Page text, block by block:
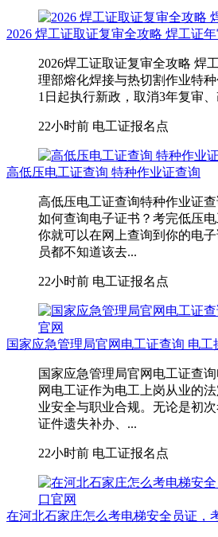
2026 焊工证取证复审全攻略 焊工证
2026焊工证取证复审全攻略 焊
理部熔化焊接与热切割作业特种
1日起执行新政，取消3年复审
22小时前 电工证报名点
高低压电工证查询 特种作业证查询
高低压电工证查询特种作业证
如何查询电子证书？考完低压
你就可以在网上查询到你的电
员都不知道该去...
22小时前 电工证报名点
国家应急管理局官网电工证查询 电工
国家应急管理局官网电工证查
网电工证作为电工上岗从业的
业安全与职业合规。无论是初
证件遗失补办、...
22小时前 电工证报名点
在河北石家庄怎么考电梯安全员证，